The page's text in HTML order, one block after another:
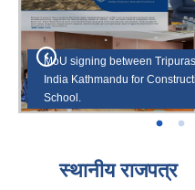
MoU signing between
India Kathmandu for
School.
त्रिपुरासुन्दरी नगरपािलकामा FTTH
वाला त्रिपुरासुन्दरी माताको मन्दिर ।
नगरपालिका केन्द्र त्रिपुराकोट वगर ।
प्रमुख जिल्ला अधिकारी ज्यूलाई
स्थानीय राजपत्र